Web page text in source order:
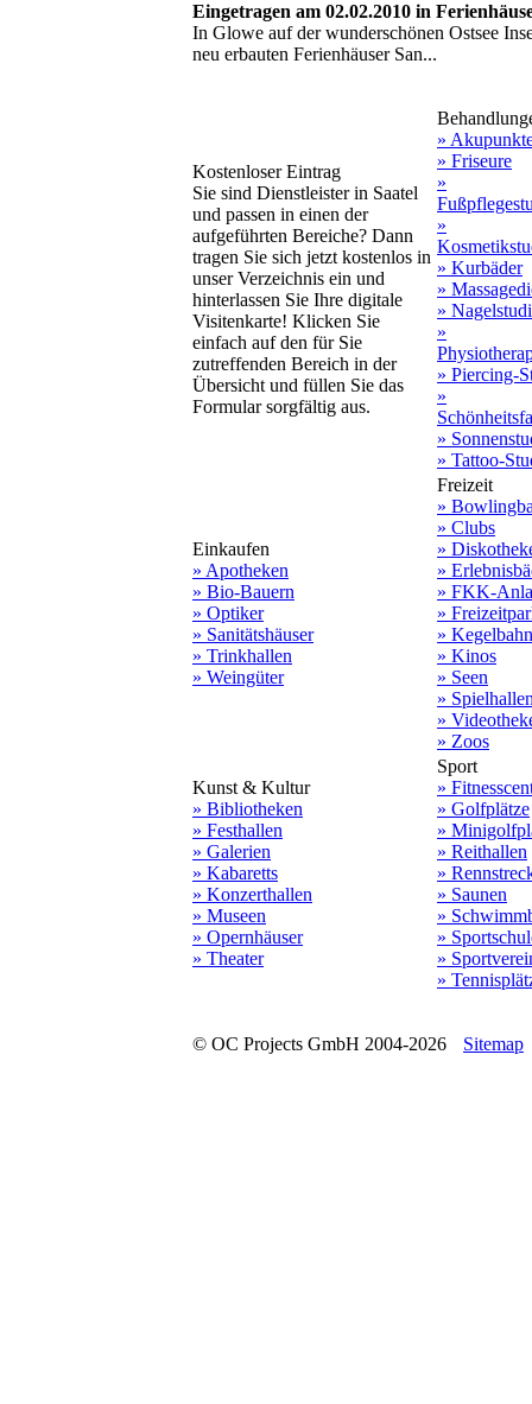
Eingetragen am 02.02.2010 in
In Glowe auf der wunderschönen Ostsee
neu erbauten Ferienhäuser San...
Kostenloser Eintrag
Sie sind Dienstleister in Saatel
und passen in einen der
aufgeführten Bereiche? Dann
tragen Sie sich jetzt kostenlos in
unser Verzeichnis ein und
hinterlassen Sie Ihre digitale
Visitenkarte! Klicken Sie
einfach auf den für Sie
zutreffenden Bereich in der
Übersicht und füllen Sie das
Formular sorgfältig aus.
»
» Friseure
»
»
» Kurbäder
»
»
»
» Piercing-
»
»
» Tattoo-
Einkaufen
» Apotheken
» Bio-Bauern
» Optiker
» Sanitätshäuser
» Trinkhallen
» Weingüter
Freizeit
»
» Clubs
»
»
» FKK-
»
»
» Kinos
» Seen
»
»
» Zoos
Kunst & Kultur
» Bibliotheken
» Festhallen
» Galerien
» Kabaretts
» Konzerthallen
» Museen
» Opernhäuser
» Theater
Sport
»
» Golfplätze
»
» Reithallen
»
» Saunen
»
»
»
»
© OC Projects GmbH 2004-2026 Sitemap